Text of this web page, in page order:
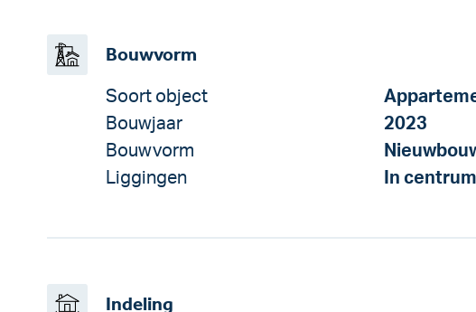
Bouwvorm
Soort object
Bouwjaar
2023
Bouwvorm
Liggingen
In centrum
Indeling